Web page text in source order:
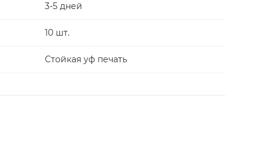
3-5 дней
10 шт.
Стойкая уф печать